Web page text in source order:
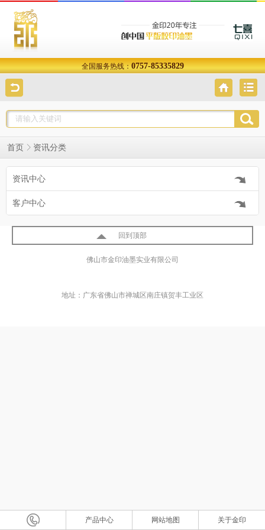
全国服务热线：0757-85335829
首页 资讯分类
资讯中心
客户中心
回到顶部
佛山市金印油墨实业有限公司
地址：广东省佛山市禅城区南庄镇贺丰工业区
产品中心 网站地图 关于金印